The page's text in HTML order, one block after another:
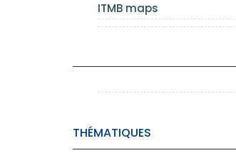
ITMB maps
THÉMATIQUES